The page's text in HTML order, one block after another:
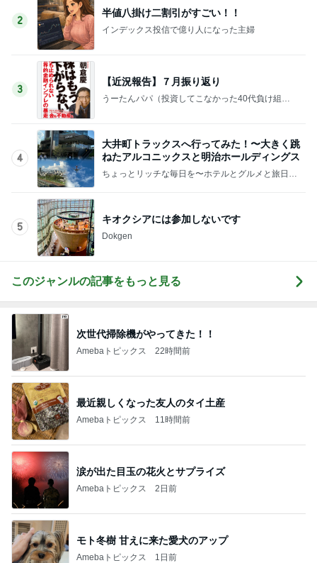
2
半値八掛け二割引がすごい！！
インデックス投信で億り人になった主婦
3
【近況報告】７月振り返り
うーたんパパ（投資してこなかった40代負け組サ
4
大井町トラックスへ行ってみた！〜大きく跳
ねたアルコニックスと明治ホールディングス
ちょっとリッチな毎日を〜ホテルとグルメと旅日
5
キオクシアには参加しないです
Dokgen
このジャンルの記事をもっと見る
次世代掃除機がやってきた！！
Amebaトピックス 22時間前
最近親しくなった友人のタイ土産
Amebaトピックス 11時間前
涙が出た目玉の花火とサプライズ
Amebaトピックス 2日前
モト冬樹 甘えに来た愛犬のアップ
Amebaトピックス 1日前